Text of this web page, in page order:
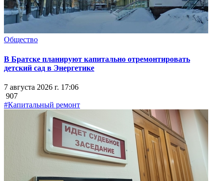
Общество
В Братске планируют капитально отремонтировать
детский сад в Энергетике
7 августа 2026 г. 17:06
907
#Капитальный ремонт